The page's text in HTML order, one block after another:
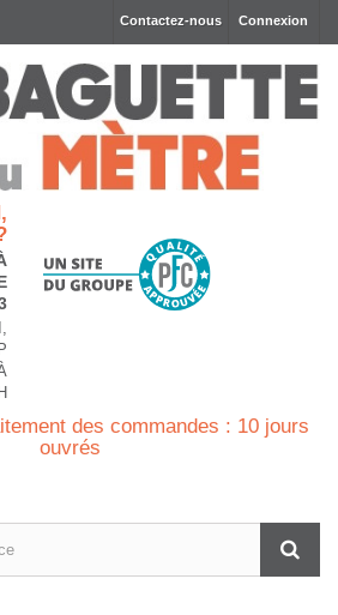
Connexion
Contactez-nous
des commandes : 10 jours
ouvrés